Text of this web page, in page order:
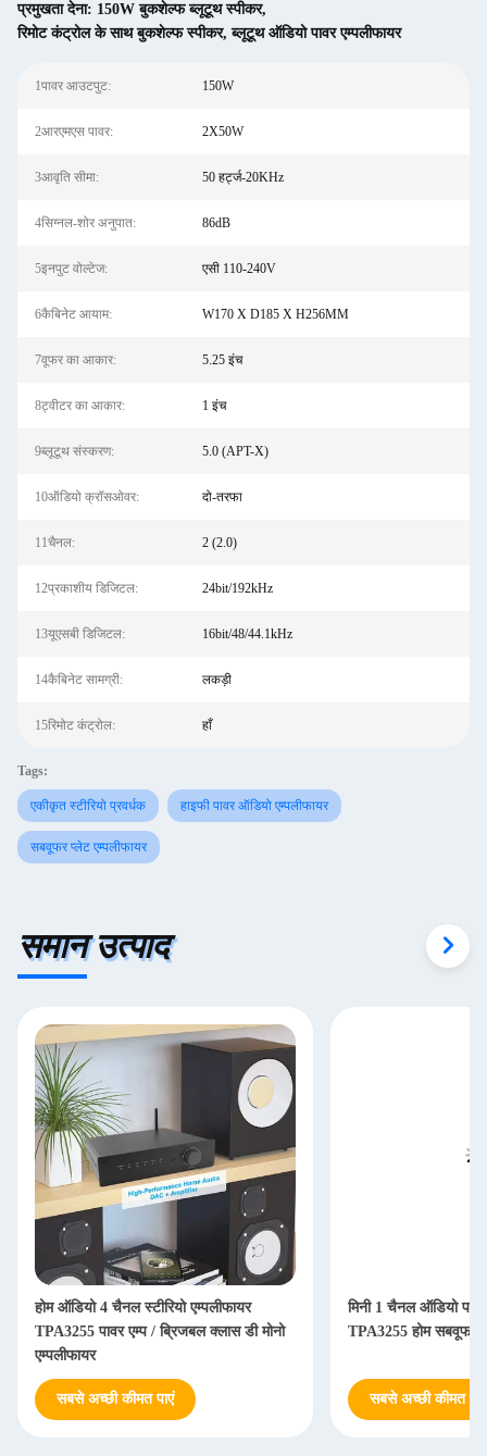
प्रमुखता देना: 150W बुकशेल्फ ब्लूटूथ स्पीकर,
रिमोट कंट्रोल के साथ बुकशेल्फ स्पीकर,ब्लूटूथ ऑडियो पावर एम्पलीफायर
1पावर आउटपुट: 150W
2आरएमएस पावर: 2X50W
3आवृति सीमा: 50 हर्ट्ज-20KHz
4सिग्नल-शोर अनुपात: 86dB
5इनपुट वोल्टेज: एसी 110-240V
6कैबिनेट आयाम: W170 X D185 X H256MM
7वूफर का आकार: 5.25 इंच
8ट्वीटर का आकार: 1 इंच
9ब्लूटूथ संस्करण: 5.0 (APT-X)
10ऑडियो क्रॉसओवर: दो-तरफा
11चैनल: 2 (2.0)
12प्रकाशीय डिजिटल: 24bit/192kHz
13यूएसबी डिजिटल: 16bit/48/44.1kHz
14कैबिनेट सामग्री: लकड़ी
15रिमोट कंट्रोल: हाँ
Tags:
एकीकृत स्टीरियो प्रवर्धक हाइफी पावर ऑडियो एम्पलीफायर
सबवूफर प्लेट एम्पलीफायर
समान उत्पाद
होम ऑडियो 4 चैनल स्टीरियो एम्पलीफायर
TPA3255 पावर एम्प / ब्रिजबल क्लास डी मोनो
एम्पलीफायर
सबसे अच्छी कीमत पाएं
मिनी 1 चैनल ऑडियो पावर
TPA3255 होम सबवूफर
सबसे अच्छी कीमत पाएं